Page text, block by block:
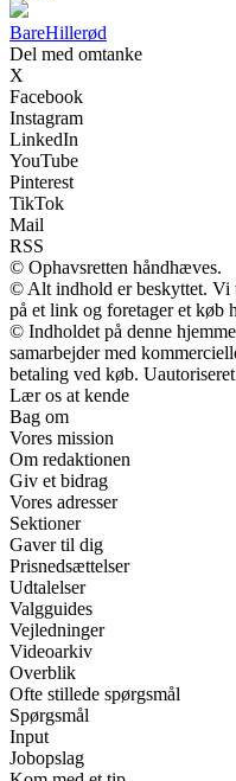
BareHillerød
Del med omtanke
X
Facebook
Instagram
LinkedIn
YouTube
Pinterest
TikTok
Mail
RSS
© Ophavsretten håndhæves.
© Alt indhold er beskyttet. Vi
på et link og foretager et køb
© Indholdet på denne
samarbejder med
betaling ved køb.
Lær os at kende
Bag om
Vores mission
Om redaktionen
Giv et bidrag
Vores adresser
Sektioner
Gaver til dig
Prisnedsættelser
Udtalelser
Valgguides
Vejledninger
Videoarkiv
Overblik
Ofte stillede spørgsmål
Spørgsmål
Input
Jobopslag